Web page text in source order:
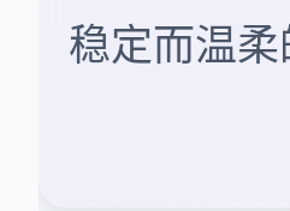
稳定而温柔